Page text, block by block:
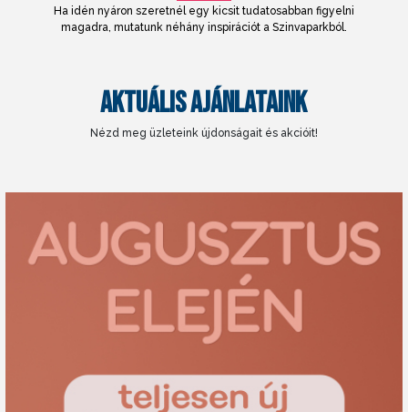
Ha idén nyáron szeretnél egy kicsit tudatosabban figyelni
magadra, mutatunk néhány inspirációt a Szinvaparkból.
AKTUÁLIS AJÁNLATAINK
Nézd meg üzleteink újdonságait és akcióit!